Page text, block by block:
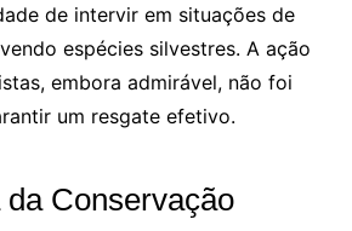
de intervir em situações de
espécies silvestres. A ação
embora admirável, não foi
um resgate efetivo.
Conservação